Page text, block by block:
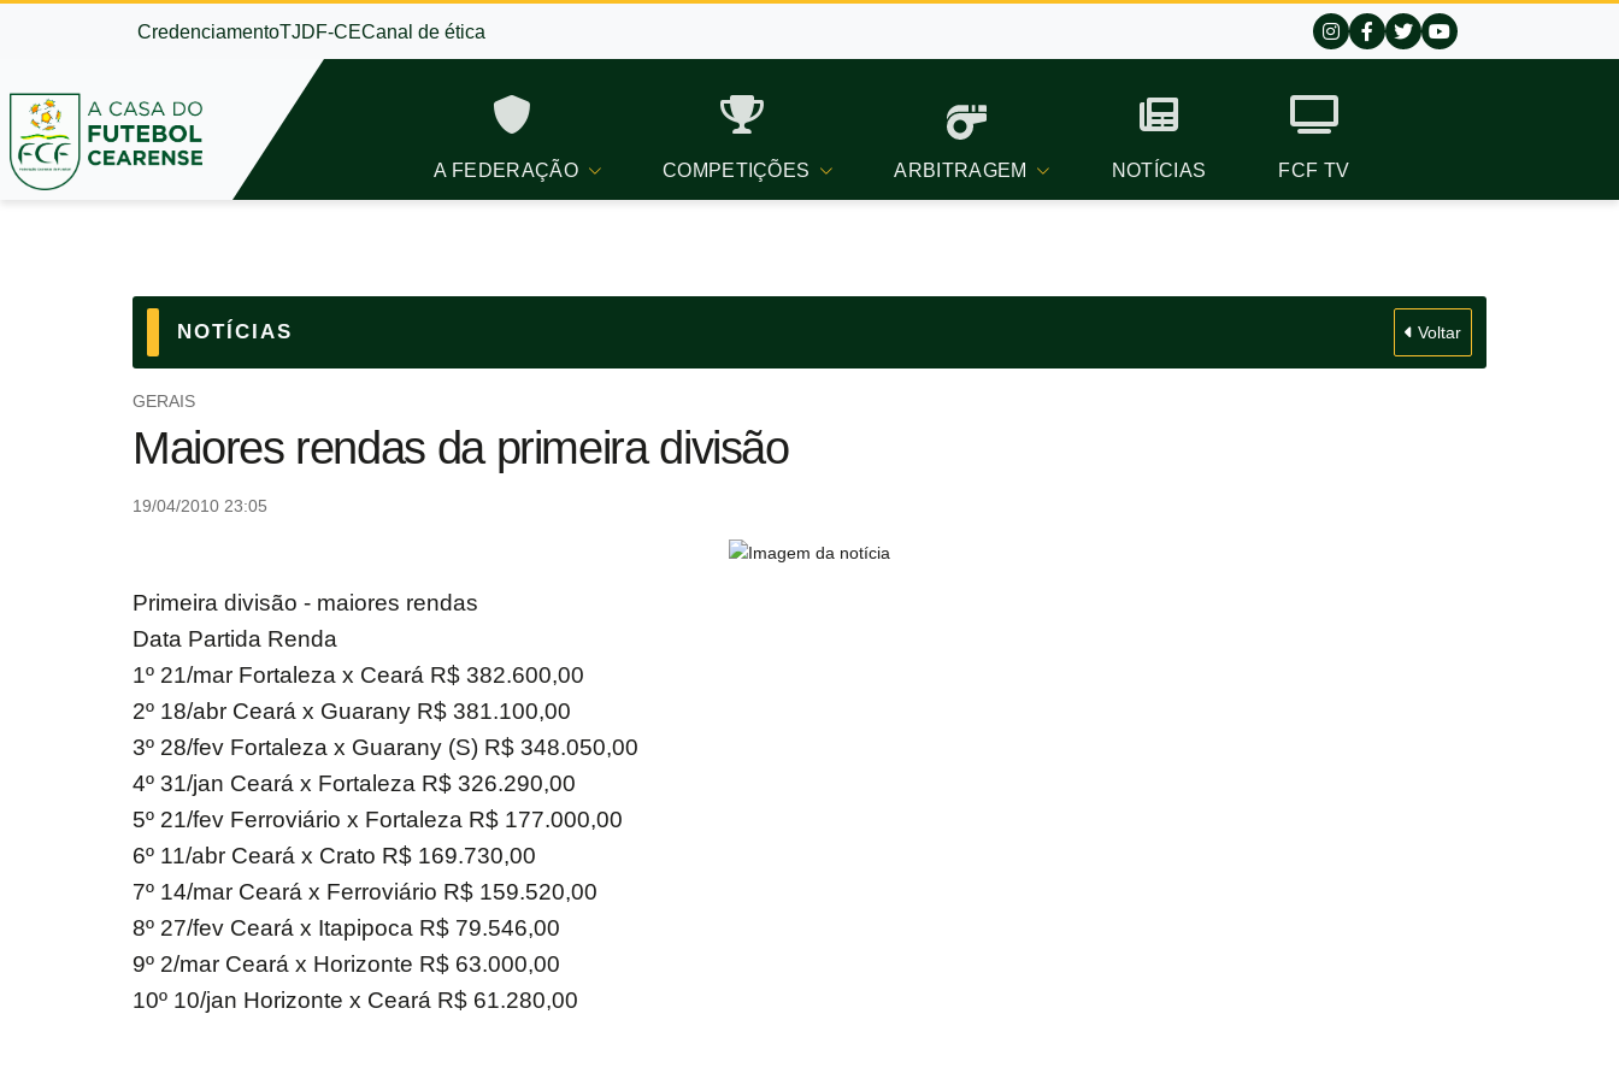
CredenciamentoTJDF-CECanal de ética
A FEDERAÇÃO COMPETIÇÕES ARBITRAGEM NOTÍCIAS FCF TV
NOTÍCIAS Voltar
GERAIS
Maiores rendas da primeira divisão
19/04/2010 23:05
Primeira divisão - maiores rendas
Data Partida Renda
1º 21/mar Fortaleza x Ceará R$ 382.600,00
2º 18/abr Ceará x Guarany R$ 381.100,00
3º 28/fev Fortaleza x Guarany (S) R$ 348.050,00
4º 31/jan Ceará x Fortaleza R$ 326.290,00
5º 21/fev Ferroviário x Fortaleza R$ 177.000,00
6º 11/abr Ceará x Crato R$ 169.730,00
7º 14/mar Ceará x Ferroviário R$ 159.520,00
8º 27/fev Ceará x Itapipoca R$ 79.546,00
9º 2/mar Ceará x Horizonte R$ 63.000,00
10º 10/jan Horizonte x Ceará R$ 61.280,00